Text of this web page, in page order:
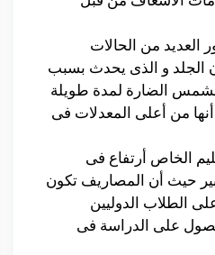
العديد من الحالات
الجلد و الذى يحدث بسبب
الضارة لمدة طويلة
من أعلى المعدلات فى
الخاص أرتفاع فى
حيث أن المصاريف تكون
الطلاب الدوليين
على الدراسة فى